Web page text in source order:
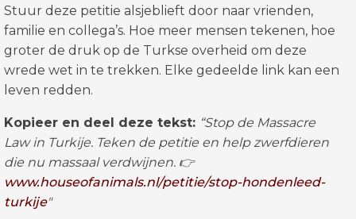
Stuur deze petitie alsjeblieft door naar vrienden,
familie en collega’s. Hoe meer mensen tekenen, hoe
groter de druk op de Turkse overheid om deze
wrede wet in te trekken. Elke gedeelde link kan een
leven redden.
Kopieer en deel deze tekst: “Stop de Massacre
Law in Turkije. Teken de petitie en help zwerfdieren
die nu massaal verdwijnen. 👉
www.houseofanimals.nl/petitie/stop-hondenleed-
turkije"